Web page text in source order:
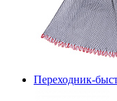
Переходник-